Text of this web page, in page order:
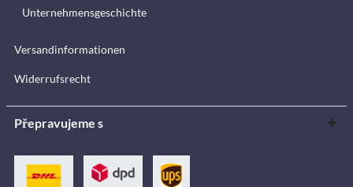
Unternehmensgeschichte
Versandinformationen
Widerrufsrecht
Přepravujeme s